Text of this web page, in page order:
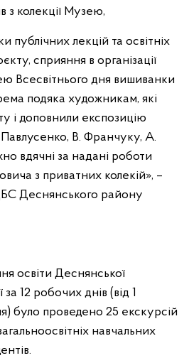
з колекції Музею,
публічних лекцій та освітніх
сприяння в організації
Всесвітнього дня вишиванки
подяка художникам, які
і доповнили експозицію
В. Франчуку, А.
вдячні за надані роботи
з приватних колекій», –
Деснянського району
освіти Деснянської
12 робочих днів (від 1
було проведено 25 екскурсій
навчальних